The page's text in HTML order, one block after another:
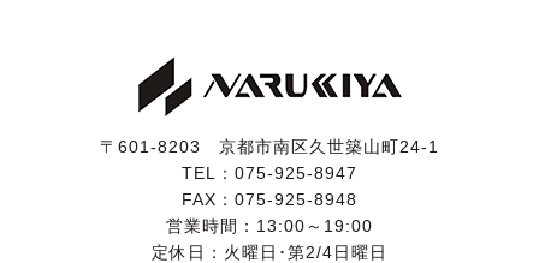
るところはございませんでした。
エアコンも問題なく効いています。
足回りは走行距離の割にシッカリとした印象です。
ボンネットダンパーがヘタっています。
た記録がございます。
車検時の24ヶ月点検だけではなく、中間の12ヶ月点検
〒601-8203 京都市南区久世築山町24-1
TEL： 075-925-8947
FAX：075-925-8948
営業時間：13:00～19:00
定休日：火曜日･第2/4日曜日